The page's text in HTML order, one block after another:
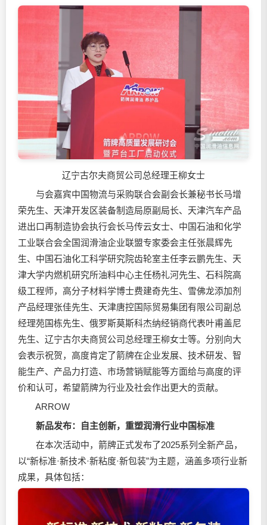
辽宁古尔夫商贸公司总经理王柳女士
与会嘉宾中国物流与采购联合会副会长兼秘书长马增
荣先生、天津开发区装备制造局原副局长、天津汽车产品
进出口再制造协会执行会长马传云女士、中国石油和化学
工业联合会全国润滑油企业联盟专家委会主任张晨辉先
生、中国石油化工科学研究院齿轮室主任李云鹏先生、天
津大学内燃机研究所油料中心主任杨礼河先生、石科院高
级工程师，高分子材料学博士费建奇先生、雪佛龙添加剂
产品经理张佳先生、天津唐控国际贸易集团有限公司副总
经理苑国栋先生、俄罗斯莫斯科杰纳经销商代表叶甫盖尼
先生、辽宁古尔夫商贸公司总经理王柳女士等。分别向大
会表示祝贺，高度肯定了箭牌在企业发展、技术研发、智
能生产、产品力打造、市场营销赋能等方面给与高度的评
价和认可，希望箭牌为行业及社会作出更大的贡献。
ARROW
新品发布：
自主创新，重塑润滑行业中国标准
在本次活动中，箭牌正式发布了2025系列全新产品，
以“新标准·新技术·新粘度·新包装”为主题，涵盖多项行业新
成果，具体包括：